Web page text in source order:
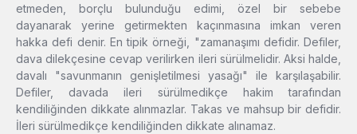
etmeden, borçlu bulunduğu edimi, özel bir sebebe
dayanarak yerine getirmekten kaçınmasına imkan veren
hakka defi denir. En tipik örneği, "zamanaşımı defidir. Defiler,
dava dilekçesine cevap verilirken ileri sürülmelidir. Aksi halde,
davalı "savunmanın genişletilmesi yasağı" ile karşılaşabilir.
Defiler, davada ileri sürülmedikçe hakim tarafından
kendiliğinden dikkate alınmazlar. Takas ve mahsup bir defidir.
İleri sürülmedikçe kendiliğinden dikkate alınamaz.